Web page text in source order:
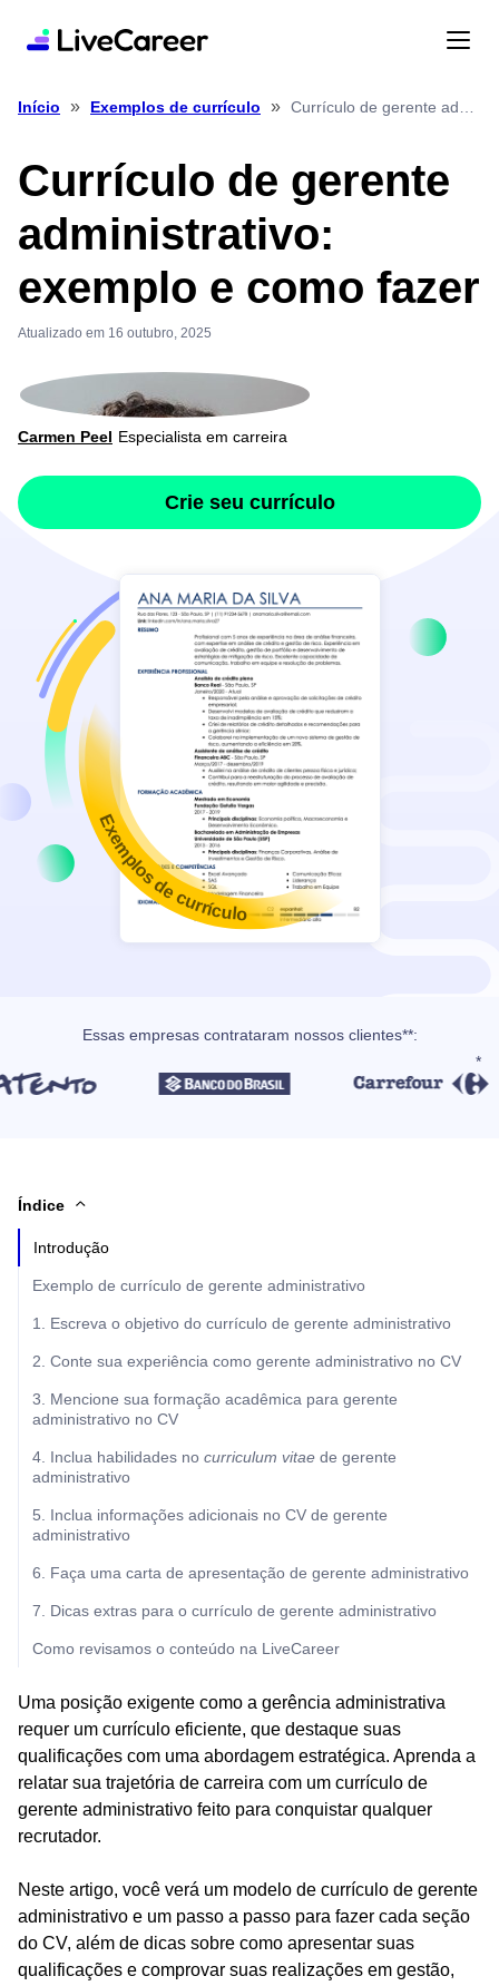
Início » Exemplos de currículo »
Currículo de gerente
administrativo:
exemplo e como fazer
Atualizado em 16 outubro, 2025
Carmen Peel Especialista em carreira
Crie seu currículo
Exemplos de currículo
Essas empresas contrataram nossos clientes**:
Índice
Introdução
Exemplo de currículo de gerente administrativo
1. Escreva o objetivo do currículo de gerente administrativo
2. Conte sua experiência como gerente administrativo no CV
3. Mencione sua formação acadêmica para gerente
administrativo no CV
4. Inclua habilidades no curriculum vitae de gerente
administrativo
5. Inclua informações adicionais no CV de gerente
administrativo
6. Faça uma carta de apresentação de gerente administrativo
7. Dicas extras para o currículo de gerente administrativo
Como revisamos o conteúdo na LiveCareer
Uma posição exigente como a gerência administrativa
requer um currículo eficiente, que destaque suas
qualificações com uma abordagem estratégica. Aprenda a
relatar sua trajetória de carreira com um currículo de
gerente administrativo feito para conquistar qualquer
recrutador.
Neste artigo, você verá um modelo de currículo de gerente
administrativo e um passo a passo para fazer cada seção
do CV, além de dicas sobre como apresentar suas
qualificações e comprovar suas realizações em gestão,